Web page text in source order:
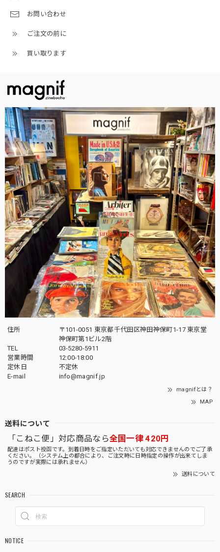
お問い合わせ
ご注文の前に
買い取ります
住所
〒101-0051 東京都千代田区神田神保町1-17 東京堂
神保町第1ビル2階
TEL
03-5280-5911
営業時間
12:00-18:00
定休日
不定休
E-mail
info@magnif.jp
magnifとは？
MAP
送料について
「こねこ便」対応商品なら全国一律 420円
配達はポスト投函です。到着日時をご指定いただいても対応できませんのでご了承
ください。（システム上の都合により、ご注文時に日時指定の操作が出来てしま
うのですが実際には承れません）
送料について
SEARCH
NOTICE